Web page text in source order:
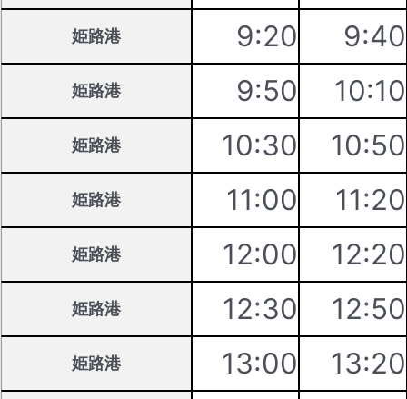
姫路港 9:20 9:40
姫路港 9:50 10:10
姫路港 10:30 10:50
姫路港 11:00 11:20
姫路港 12:00 12:20
姫路港 12:30 12:50
姫路港 13:00 13:20